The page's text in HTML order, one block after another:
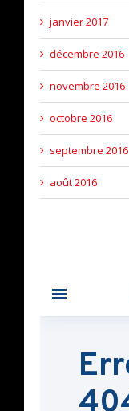
janvier 2017
décembre 2016
novembre 2016
octobre 2016
septembre 2016
août 2016